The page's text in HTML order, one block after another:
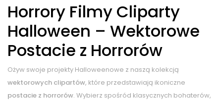
Horrory Filmy Cliparty
Halloween – Wektorowe
Postacie z Horrorów
Ożyw swoje projekty Halloweenowe z naszą kolekcją
wektorowych clipartów, które przedstawiają ikoniczne
postacie z horrorów. Wybierz spośród klasycznych bohaterów,